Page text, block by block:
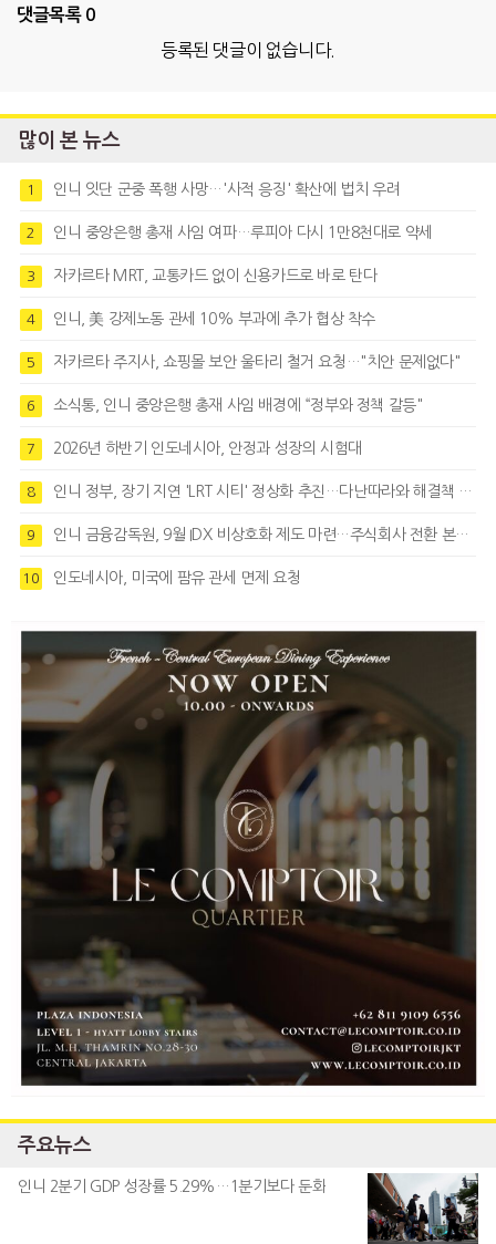
댓글목록 0
등록된 댓글이 없습니다.
많이 본 뉴스
1 인니 잇단 군중 폭행 사망…'사적 응징' 확산에 법치 우려
2 인니 중앙은행 총재 사임 여파…루피아 다시 1만8천대로 약세
3 자카르타 MRT, 교통카드 없이 신용카드로 바로 탄다
4 인니, 美 강제노동 관세 10% 부과에 추가 협상 착수
5 자카르타 주지사, 쇼핑몰 보안 울타리 철거 요청…"치안 문제없다"
6 소식통, 인니 중앙은행 총재 사임 배경에 “정부와 정책 갈등"
7 2026년 하반기 인도네시아, 안정과 성장의 시험대
8 인니 정부, 장기 지연 'LRT 시티' 정상화 추진…다난따라와 해결책 모색
9 인니 금융감독원, 9월 IDX 비상호화 제도 마련…주식회사 전환 본격화
10 인도네시아, 미국에 팜유 관세 면제 요청
주요뉴스
인니 2분기 GDP 성장률 5.29%…1분기보다 둔화